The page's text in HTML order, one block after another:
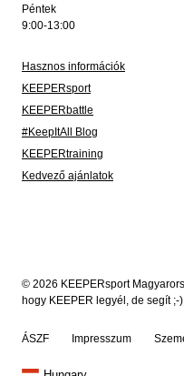
Péntek
9:00-13:00
Hasznos információk
KEEPERsport
KEEPERbattle
#KeepItAll Blog
KEEPERtraining
Kedvező ajánlatok
© 2026 KEEPERsport
hogy KEEPER legyél, de segít ;-)
ÁSZF Impresszum